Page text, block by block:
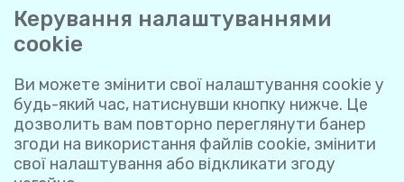
Керування налаштуваннями
cookie
Ви можете змінити свої налаштування cookie у
будь-який час, натиснувши кнопку нижче. Це
дозволить вам повторно переглянути банер
згоди на використання файлів cookie, змінити
свої налаштування або відкликати згоду